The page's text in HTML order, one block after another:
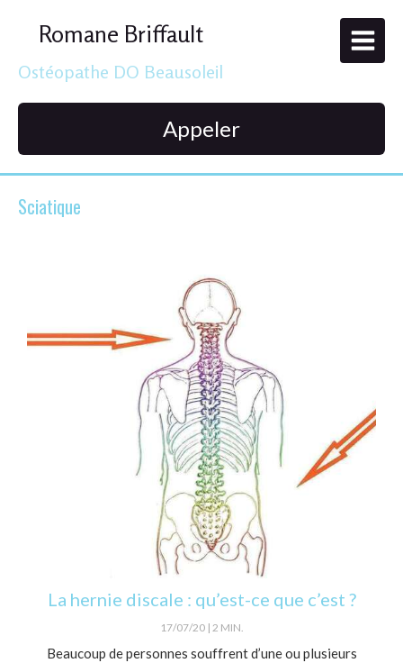
Romane Briffault
Ostéopathe DO Beausoleil
Appeler
Sciatique
La hernie discale : qu’est-ce que c’est ?
17/07/20 2 MIN.
Beaucoup de personnes souffrent d’une ou plusieurs